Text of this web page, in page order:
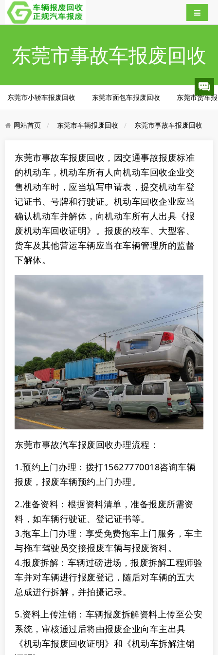
东莞市事故车报废回收
东莞市小轿车报废回收 东莞市面包车报废回收 东莞市货车
网站首页 东莞市车辆报废回收 东莞市事故车报废回收
东莞市事故车报废回收，因交通事故报废标准
的机动车，机动车所有人向机动车回收企业交
售机动车时，应当填写申请表，提交机动车登
记证书、号牌和行驶证。机动车回收企业应当
确认机动车并解体，向机动车所有人出具《报
废机动车回收证明》。报废的校车、大型客、
货车及其他营运车辆应当在车辆管理所的监督
下解体。
东莞市事故汽车报废回收办理流程：
1.预约上门办理：拨打15627770018咨询车辆
报废，报废车辆预约上门办理。
2‌.准备资料‌：根据资料清单，准备报废所需资
料，如车辆行驶证、登记证书等。
3‌.拖车上门办理‌：享受免费拖车上门服务，车主
与拖车驾驶员交接报废车辆与报废资料。
4.报废拆解‌： 车辆过磅进场，报废拆解工程师验
车并对车辆进行报废登记，随后对车辆的五大
总成进行拆解，并拍摄记录。
5.资料上传注销：车辆报废拆解资料上传至公安
系统，审核通过后将由报废企业向车主出具
《机动车报废回收证明》和《机动车拆解注销